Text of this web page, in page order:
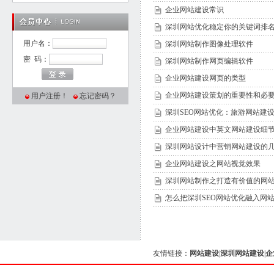
用户名：
密 码：
用户注册！ 忘记密码？
企业网站建设常识
深圳网站优化稳定你的关键词排
深圳网站制作图像处理软件
深圳网站制作网页编辑软件
企业网站建设网页的类型
企业网站建设策划的重要性和必
深圳SEO网站优化：旅游网站建
企业网站建设中英文网站建设细
深圳网站设计中营销网站建设的
企业网站建设之网站视觉效果
深圳网站制作之打造有价值的网
怎么把深圳SEO网站优化融入网
友情链接： 网站建设深圳网站建设